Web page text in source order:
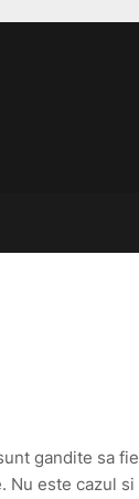
gandite sa fie
Nu este cazul si